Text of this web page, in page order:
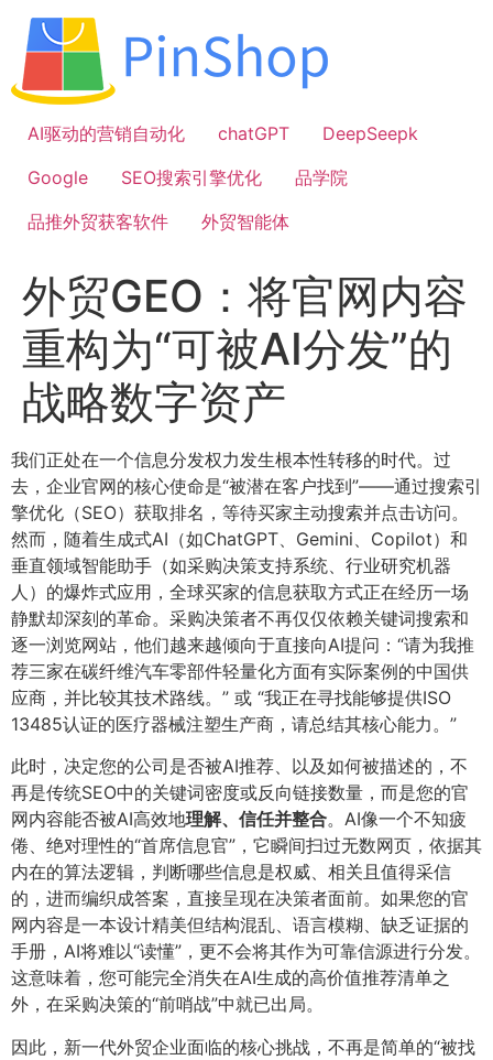
容
AI驱动的营销自动化
chatGPT
DeepSeepk
Google
SEO搜索引擎优化
品学院
品推外贸获客软件
外贸智能体
外贸GEO：将官网内容
重构为“可被AI分发”的
战略数字资产
我们正处在一个信息分发权力发生根本性转移的时代。过
去，企业官网的核心使命是“被潜在客户找到”——通过搜索引
擎优化（SEO）获取排名，等待买家主动搜索并点击访问。
然而，随着生成式AI（如ChatGPT、Gemini、Copilot）和
垂直领域智能助手（如采购决策支持系统、行业研究机器
人）的爆炸式应用，全球买家的信息获取方式正在经历一场
静默却深刻的革命。采购决策者不再仅仅依赖关键词搜索和
逐一浏览网站，他们越来越倾向于直接向AI提问：“请为我推
荐三家在碳纤维汽车零部件轻量化方面有实际案例的中国供
应商，并比较其技术路线。” 或 “我正在寻找能够提供ISO
13485认证的医疗器械注塑生产商，请总结其核心能力。”
此时，决定您的公司是否被AI推荐、以及如何被描述的，不
再是传统SEO中的关键词密度或反向链接数量，而是您的官
网内容能否被AI高效地理解、信任并整合​。AI像一个不知疲
倦、绝对理性的“首席信息官”，它瞬间扫过无数网页，依据其
内在的算法逻辑，判断哪些信息是权威、相关且值得采信
的，进而编织成答案，直接呈现在决策者面前。如果您的官
网内容是一本设计精美但结构混乱、语言模糊、缺乏证据的
手册，AI将难以“读懂”，更不会将其作为可靠信源进行分发。
这意味着，您可能完全消失在AI生成的高价值推荐清单之
外，在采购决策的“前哨战”中就已出局。
因此，新一代外贸企业面临的核心挑战，不再是简单的“被找